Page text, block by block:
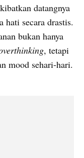
hati secara drastis.
bukan hanya
, tetapi
mood sehari-hari.